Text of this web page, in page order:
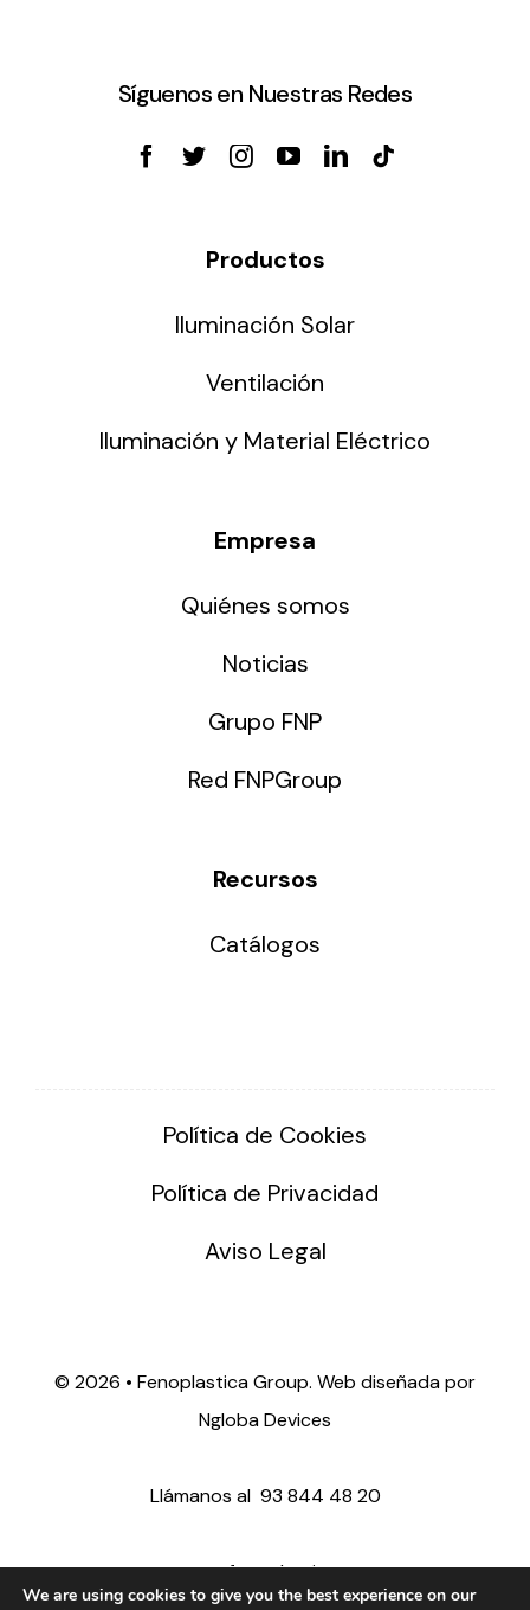
Síguenos en Nuestras Redes
Productos
Iluminación Solar
Ventilación
Iluminación y Material Eléctrico
Empresa
Quiénes somos
Noticias
Grupo FNP
Red FNPGroup
Recursos
Catálogos
Política de Cookies
Política de Privacidad
Aviso Legal
© 2026 • Fenoplastica Group. Web diseñada por
Ngloba Devices
Llámanos al 93 844 48 20
ventas@fenoplastica.com
We are using cookies to give you the best experience on our